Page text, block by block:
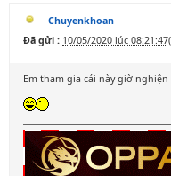
Chuyenkhoan
Đã gửi : 10/05/2020 lúc
Em tham gia cái này giờ